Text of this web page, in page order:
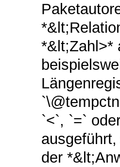
*&lt;Zahl>*
`<`, `=`
der